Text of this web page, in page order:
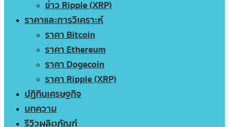
ข่าว Ripple (XRP)
ราคาและการวิเคราะห์
ราคา Bitcoin
ราคา Ethereum
ราคา Dogecoin
ราคา Ripple (XRP)
ปฏิทินเศรษฐกิจ
บทความ
รีวิวผลิตภัณฑ์